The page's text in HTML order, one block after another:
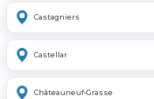
Castagniers
Castellar
Châteauneuf-Grasse